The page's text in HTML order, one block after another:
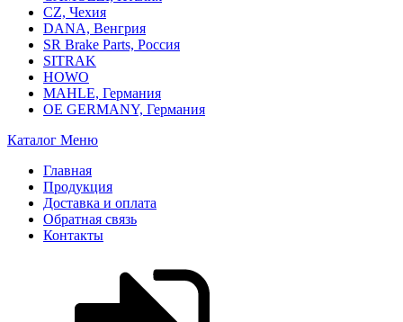
CZ, Чехия
DANA, Венгрия
SR Brake Parts, Россия
SITRAK
HOWO
MAHLE, Германия
OE GERMANY, Германия
Каталог Меню
Главная
Продукция
Доставка и оплата
Обратная связь
Контакты